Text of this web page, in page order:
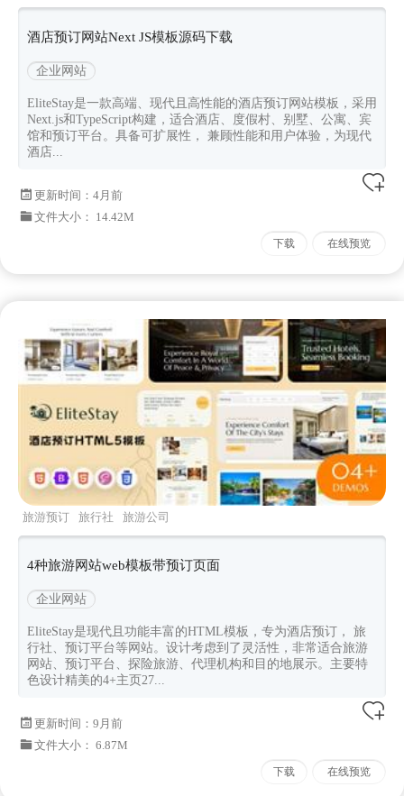
酒店预订网站Next JS模板源码下载
企业网站
EliteStay是一款高端、现代且高性能的酒店预订网站模板，采用
Next.js和TypeScript构建，适合酒店、度假村、别墅、公寓、宾
馆和预订平台。具备可扩展性， 兼顾性能和用户体验，为现代
酒店...
更新时间： 4月前
文件大小： 14.42M
下载 在线预览
旅游预订 旅行社
旅游公司
4种旅游网站web模板带预订页面
企业网站
EliteStay是现代且功能丰富的HTML模板，专为酒店预订， 旅
行社、预订平台等网站。设计考虑到了灵活性，非常适合旅游
网站、预订平台、探险旅游、代理机构和目的地展示。主要特
色设计精美的4+主页27...
更新时间： 9月前
文件大小： 6.87M
下载 在线预览